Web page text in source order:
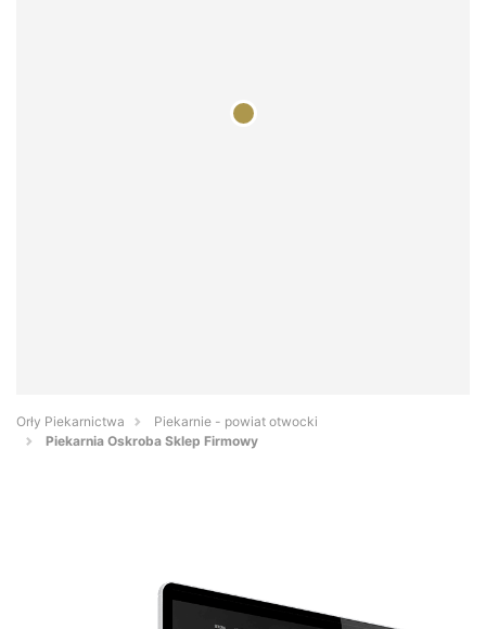
Orły Piekarnictwa
Piekarnie - powiat otwocki
Piekarnia Oskroba Sklep Firmowy